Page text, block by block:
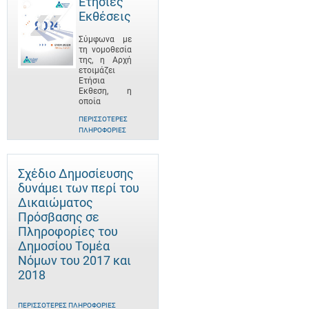
Εκθέσεις
Σύμφωνα με
τη νομοθεσία
της, η Αρχή
ετοιμάζει
Ετήσια
Έκθεση, η
οποία
ΠΕΡΙΣΣΌΤΕΡΕΣ
ΠΛΗΡΟΦΟΡΊΕΣ
Σχέδιο Δημοσίευσης
δυνάμει των περί του
Δικαιώματος
Πρόσβασης σε
Πληροφορίες του
Δημοσίου Τομέα
Νόμων του 2017 και
2018
ΠΕΡΙΣΣΌΤΕΡΕΣ ΠΛΗΡΟΦΟΡΊΕΣ